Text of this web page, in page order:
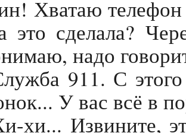
Хватаю
это сделала?
надо
911. С
У вас всё в
хи... Извините,